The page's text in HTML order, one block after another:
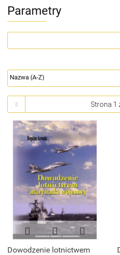
Parametry
Dowodzenie lotnictwem